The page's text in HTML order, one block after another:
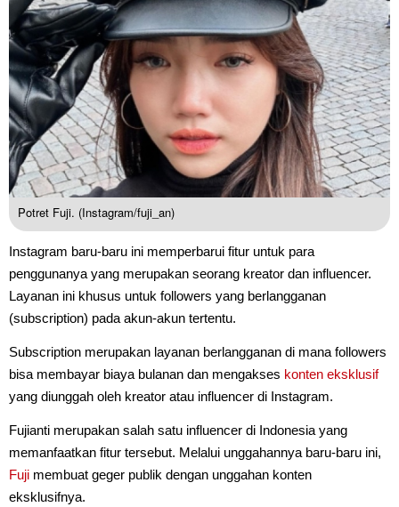
Potret Fuji. (Instagram/fuji_an)
Instagram baru-baru ini memperbarui fitur untuk para
penggunanya yang merupakan seorang kreator dan influencer.
Layanan ini khusus untuk followers yang berlangganan
(subscription) pada akun-akun tertentu.
Subscription merupakan layanan berlangganan di mana followers
bisa membayar biaya bulanan dan mengakses konten eksklusif
yang diunggah oleh kreator atau influencer di Instagram.
Fujianti merupakan salah satu influencer di Indonesia yang
memanfaatkan fitur tersebut. Melalui unggahannya baru-baru ini,
Fuji membuat geger publik dengan unggahan konten
eksklusifnya.